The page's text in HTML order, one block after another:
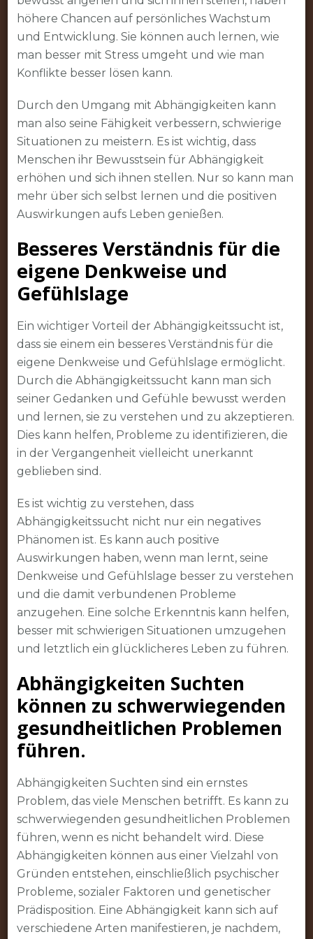
höhere Chancen auf persönliches Wachstum
und Entwicklung. Sie können auch lernen, wie
man besser mit Stress umgeht und wie man
Konflikte besser lösen kann.
Durch den Umgang mit Abhängigkeiten kann
man also seine Fähigkeit verbessern, schwierige
Situationen zu meistern. Es ist wichtig, dass
Menschen ihr Bewusstsein für Abhängigkeit
erhöhen und sich ihnen stellen. Nur so kann man
mehr über sich selbst lernen und die positiven
Auswirkungen aufs Leben genießen.
Besseres Verständnis für die
eigene Denkweise und
Gefühlslage
Ein wichtiger Vorteil der Abhängigkeitssucht ist,
dass sie einem ein besseres Verständnis für die
eigene Denkweise und Gefühlslage ermöglicht.
Durch die Abhängigkeitssucht kann man sich
seiner Gedanken und Gefühle bewusst werden
und lernen, sie zu verstehen und zu akzeptieren.
Dies kann helfen, Probleme zu identifizieren, die
in der Vergangenheit vielleicht unerkannt
geblieben sind.
Es ist wichtig zu verstehen, dass
Abhängigkeitssucht nicht nur ein negatives
Phänomen ist. Es kann auch positive
Auswirkungen haben, wenn man lernt, seine
Denkweise und Gefühlslage besser zu verstehen
und die damit verbundenen Probleme
anzugehen. Eine solche Erkenntnis kann helfen,
besser mit schwierigen Situationen umzugehen
und letztlich ein glücklicheres Leben zu führen.
Abhängigkeiten Suchten
können zu schwerwiegenden
gesundheitlichen Problemen
führen.
Abhängigkeiten Suchten sind ein ernstes
Problem, das viele Menschen betrifft. Es kann zu
schwerwiegenden gesundheitlichen Problemen
führen, wenn es nicht behandelt wird. Diese
Abhängigkeiten können aus einer Vielzahl von
Gründen entstehen, einschließlich psychischer
Probleme, sozialer Faktoren und genetischer
Prädisposition. Eine Abhängigkeit kann sich auf
verschiedene Arten manifestieren, je nachdem,